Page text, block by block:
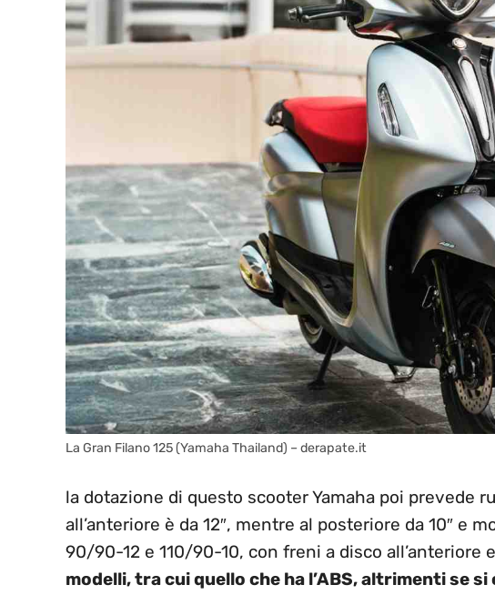
La Gran Filano 125 (Yamaha Thailand) – derapate.it
la dotazione di questo scooter Yamaha poi prevede
all’anteriore è da 12″, mentre al posteriore da 10″ e
90/90-12 e 110/90-10, con freni a disco all’anteriore
modelli, tra cui quello che ha l’ABS, altrimenti se